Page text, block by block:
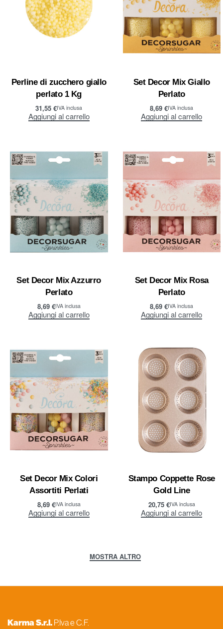
Perline di zucchero giallo
perlato 1 Kg
31,55€IVA inclusa
Aggiungi al carrello
Set Decor Mix Giallo
Perlato
8,69€IVA inclusa
Aggiungi al carrello
Set Decor Mix Azzurro
Perlato
8,69 €IVA inclusa
Aggiungi al carrello
Set Decor Mix Rosa
Perlato
8,69€IVA inclusa
Aggiungi al carrello
Set Decor Mix Colori
Assortiti Perlati
8,69 €IVA inclusa
Aggiungi al carrello
Stampo Coppette Rose
Gold Line
20,75 €IVA inclusa
Aggiungi al carrello
Karma S.r.l. P.Iva e C.F.